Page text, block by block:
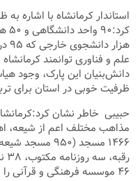
استاندار کرمانشاه با اشاره
دانش‌بنیان این پارک، وجود
ظرفیت خوبی در استان برای
حبیبی خاطر نشان
مذاهب مختلف اعم از شیعه،
۴۶ موسسه فرهنگی و قرآنی را نیز از دیگر ظرفیت‌های کرمانشاه است.